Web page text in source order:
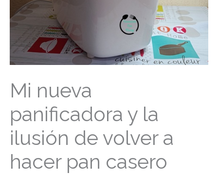
Mi nueva
panificadora y la
ilusión de volver a
hacer pan casero